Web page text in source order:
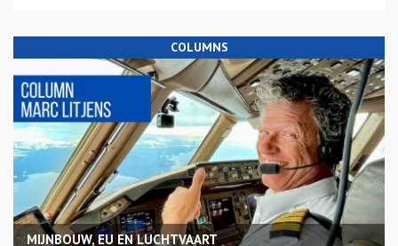
COLUMNS
MIJNBOUW, EU EN LUCHTVAART